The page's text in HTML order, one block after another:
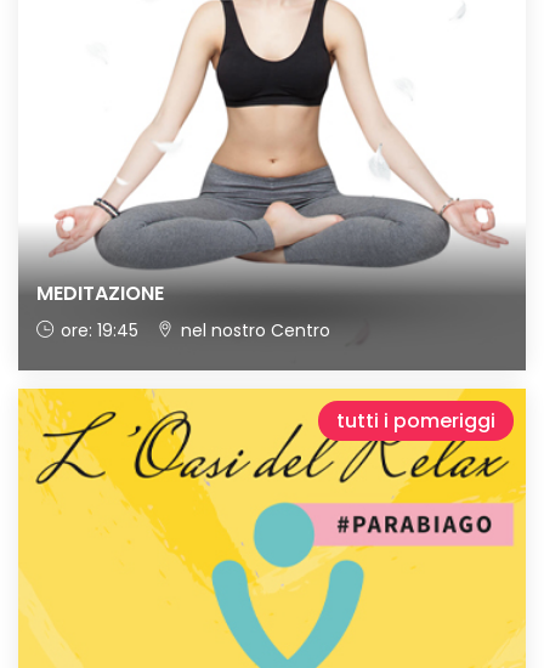
MEDITAZIONE
ore: 19:45 nel nostro Centro
tutti i pomeriggi